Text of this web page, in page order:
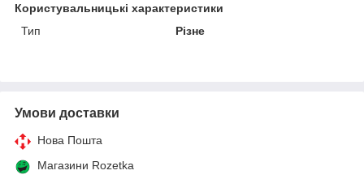
Користувальницькі характеристики
Тип
Різне
Умови доставки
Нова Пошта
Магазини Rozetka